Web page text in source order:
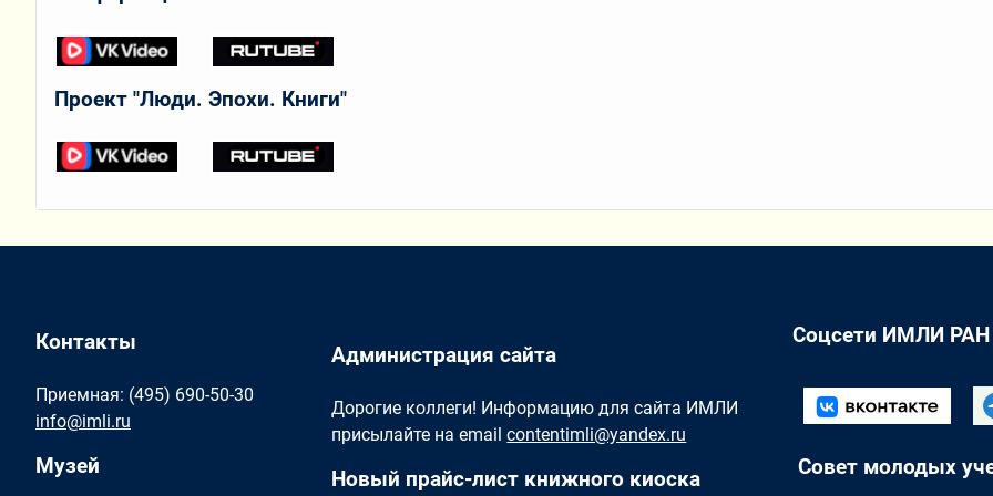
Проект "Люди. Эпохи. Книги"
Контакты
Приемная: (495) 690-50-30
info@imli.ru
Музей
Администрация сайта
Дорогие коллеги! Информацию для сайта ИМЛИ
присылайте на emailcontentimli@yandex.ru
Новый прайс-лист книжного киоска
Соцсети ИМЛИ РАН
Совет молодых